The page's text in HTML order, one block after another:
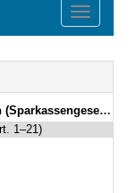
Toggle
1956 (BayRS II S. 476) BayRS 2025-1-I (Art. 1–32)
1–21)